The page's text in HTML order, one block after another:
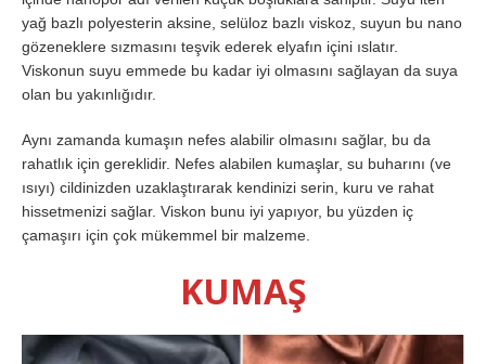
yağ bazlı polyesterin aksine, selüloz bazlı viskoz, suyun bu nano
gözeneklere sızmasını teşvik ederek elyafın içini ıslatır.
Viskonun suyu emmede bu kadar iyi olmasını sağlayan da suya
olan bu yakınlığıdır.
Aynı zamanda kumaşın nefes alabilir olmasını sağlar, bu da
rahatlık için gereklidir. Nefes alabilen kumaşlar, su buharını (ve
ısıyı) cildinizden uzaklaştırarak kendinizi serin, kuru ve rahat
hissetmenizi sağlar. Viskon bunu iyi yapıyor, bu yüzden iç
çamaşırı için çok mükemmel bir malzeme.
KUMAŞ